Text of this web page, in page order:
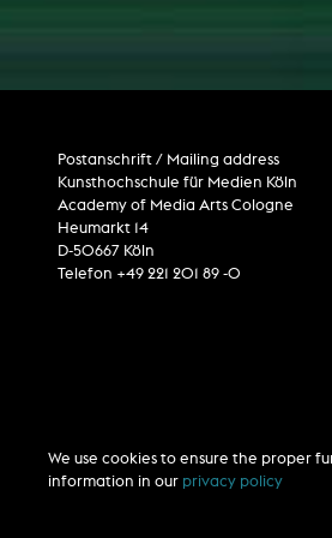
Postanschrift / Mailing address
Kunsthochschule für Medien Köln
Academy of Media Arts Cologne
Heumarkt 14
D-50667 Köln
Telefon +49 221 201 89 -0
We use cookies to ensure the proper
information in our privacy policy